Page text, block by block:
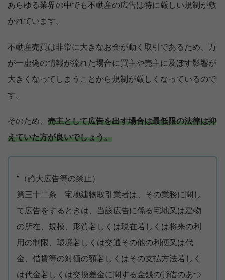
あらゆる業界の中でも不動産の広告は特に厳しい規制が敷
かれています。
不動産売買は非常に大きなお金が動く取引であるため、万
が一虚偽の情報が流れた場合に買主や売主に及ぼす影響が
大きくなってしまうことから規制が厳しくなっているので
す。
そのため、 売主として広告を出す場合は最低限の法律は抑
えていた方が良いでしょう。
“（誇大広告等の禁止）
第三十二条 宅地建物取引業者は、その業務に関し
て広告をするときは、当該広告に係る宅地又は建物
の所在、規模、形質若しくは現在若しくは将来の利
用の制限、環境若しくは交通その他の利便又は代
金、借賃等の対価の額若しくはその支払方法若しく
は代金若しくは交換差金に関する金銭の貸借のあつ